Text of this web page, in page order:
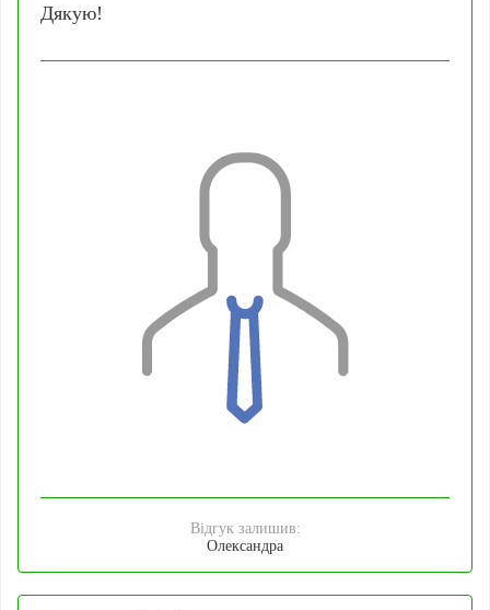
Дякую!
Відгук залишив:
Олександра